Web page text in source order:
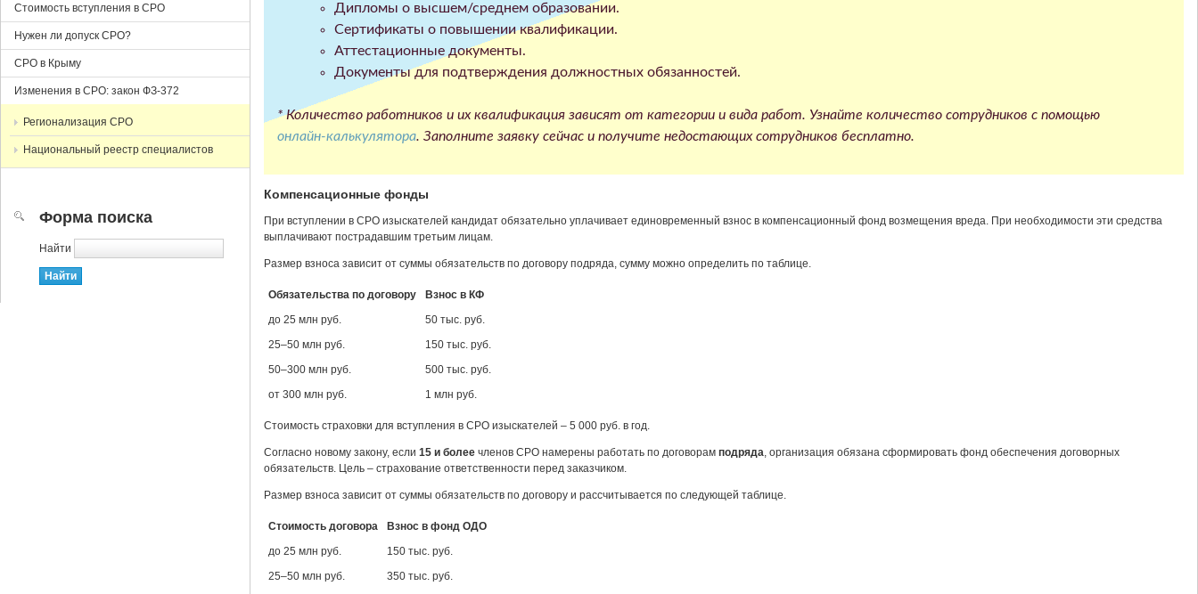
Дипломы о высшем/среднем образовании.
Сертификаты о повышении квалификации.
Аттестационные документы.
Документы для подтверждения должностных обязанностей.
* Количество работников и их квалификация зависят от категории и вида работ. Узнайте количество сотрудников с помощью
онлайн-калькулятора. Заполните заявку сейчас и получите недостающих сотрудников бесплатно.
Компенсационные фонды
При вступлении в СРО изыскателей кандидат обязательно уплачивает единовременный взнос в компенсационный фонд возмещения вреда. При необходимости эти средства
выплачивают пострадавшим третьим лицам.
Размер взноса зависит от суммы обязательств по договору подряда, сумму можно определить по таблице.
Обязательства по договору
Взнос в КФ
до 25 млн руб.
50 тыс. руб.
25–50 млн руб.
150 тыс. руб.
50–300 млн руб.
500 тыс. руб.
от 300 млн руб.
1 млн руб.
Стоимость страховки для вступления в СРО изыскателей – 5 000 руб. в год.
Согласно новому закону, если15 и болеечленов СРО намерены работать по договорам подряда, организация обязана сформировать фонд обеспечения договорных
обязательств. Цель – страхование ответственности перед заказчиком.
Размер взноса зависит от суммы обязательств по договору и рассчитывается по следующей таблице.
Стоимость договора
Взнос в фонд ОДО
до 25 млн руб.
150 тыс. руб.
25–50 млн руб.
350 тыс. руб.
Стоимость вступления в СРО
Нужен ли допуск СРО?
СРО в Крыму
Изменения в СРО: закон ФЗ-372
Регионализация СРО
Национальный реестр специалистов
Форма поиска
Найти